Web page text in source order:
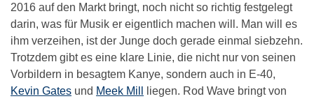
2016 auf den Markt bringt, noch nicht so richtig festgelegt
darin, was für Musik er eigentlich machen will. Man will es
ihm verzeihen, ist der Junge doch gerade einmal siebzehn.
Trotzdem gibt es eine klare Linie, die nicht nur von seinen
Vorbildern in besagtem Kanye, sondern auch in E-40,
Kevin Gates und Meek Mill
liegen. Rod Wave bringt von